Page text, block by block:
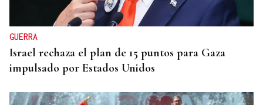
GUERRA
Israel rechaza el plan de 15 puntos para Gaza
impulsado por Estados Unidos